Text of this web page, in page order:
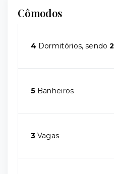
Cômodos
4 Dormitórios, sendo2
5 Banheiros
3 Vagas